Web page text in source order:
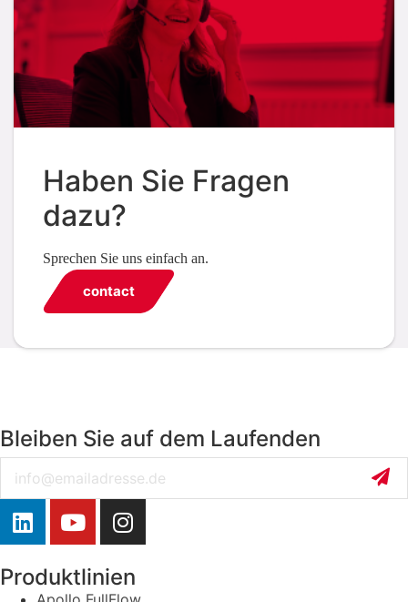
Haben Sie Fragen
dazu?
Sprechen Sie uns einfach an.
contact
Bleiben Sie auf dem Laufenden
Produktlinien